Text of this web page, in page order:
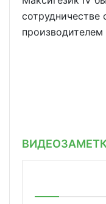
сотрудничестве
производителем